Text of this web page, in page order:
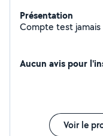
Présentation
Compte test
Aucun avis pour
Voir le